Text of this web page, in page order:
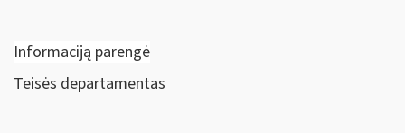
Informaciją parengė
Teisės departamentas